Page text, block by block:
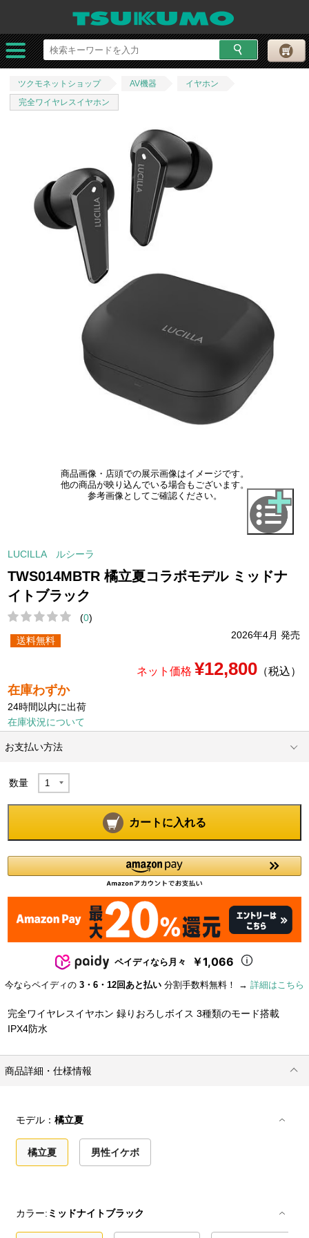
ツクモネットショップ AV機器
イヤホン
完全ワイヤレスイヤホン
商品画像・店頭での展示画像はイメージです。
他の商品が映り込んでいる場合もございます。
参考画像としてご確認ください。
LUCILLA ルシーラ
TWS014MBTR 橘立夏コラボモデル ミッドナ
イトブラック
(0)
2026年4月 発売
送料無料
ネット価格 ¥12,800（税込）
在庫わずか
24時間以内に出荷
在庫状況について
お支払い方法
数量
カートに入れる
ペイディなら月々 ￥1,066
今ならペイディの 3・6・12回あと払い 分割手数料無料！ → 詳細はこちら
完全ワイヤレスイヤホン 録りおろしボイス 3種類のモード搭載
IPX4防水
商品詳細・仕様情報
モデル：橘立夏
橘立夏 男性イケボ
カラー: ミッドナイトブラック